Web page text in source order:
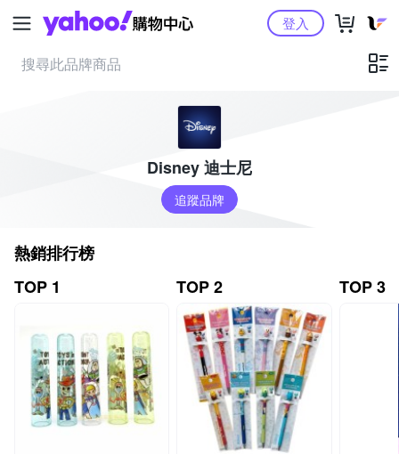
Yahoo購物中心登入
Disney 迪士尼
追蹤品牌
熱銷排行榜
TOP 1
TOP 2 TOP 3